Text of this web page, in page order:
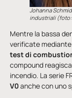
Johanna
industriali
Mentre la bassa
verificate
test di
compound
incendio. La serie
V0anche con uno